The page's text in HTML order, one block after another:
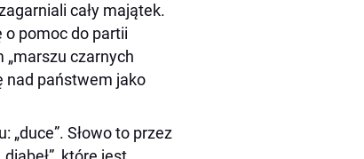
cały majątek.
o pomoc do partii
czarnych
nad państwem jako
„duce”. Słowo to przez